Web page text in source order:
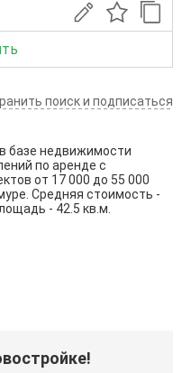
поиск и подписаться
базе недвижимости
по аренде с
от 17 000 до 55 000
Средняя стоимость -
- 42.5 кв.м.